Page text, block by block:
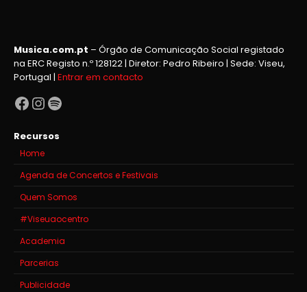
Musica.com.pt – Órgão de Comunicação Social registado
na ERC Registo n.º 128122 | Diretor: Pedro Ribeiro | Sede: Viseu,
Portugal | Entrar em contacto
Facebook
Instagram
Spotify
Recursos
Home
Agenda de Concertos e Festivais
Quem Somos
#Viseuaocentro
Academia
Parcerias
Publicidade